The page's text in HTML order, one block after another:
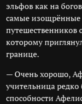
эльфов как на
самые изощрённые
путешественников
которому
границе.
— Очень хорошо,
учительница
способности